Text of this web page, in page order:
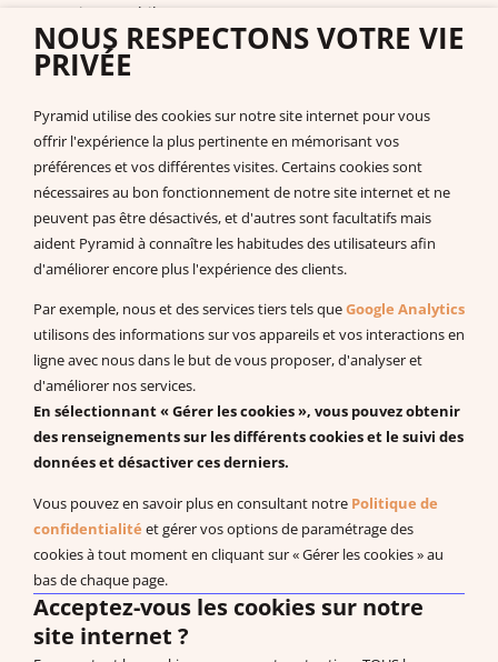
Equipes mobiles / PAS
DITEP et services de l'ASE
Nous contacter
+33 175432963
support@pecs-france.fr
Numéro de déclaration : 11940926794
SIRET : 444 268 320 000 41
La documentation
Documentation à télécharger
Vidéos
Programmes PDF
Recherches et publications scientifiques
EBP : Basé sur des données probantes
Livres à télécharger (en anglais)
Système de Communication par Echange d’Image®, PECS®,
Approche Pyramidale de l’Education : ABA Fonctionnelle sont les
marques enregistrées de Pyramid Educational Consultants, LLC.
Droit de rétractation
Nos Bureaux
NOUS RESPECTONS VOTRE VIE
PRIVÉE
Pyramid utilise des cookies sur notre site internet pour vous
offrir l'expérience la plus pertinente en mémorisant vos
préférences et vos différentes visites. Certains cookies sont
nécessaires au bon fonctionnement de notre site internet et ne
peuvent pas être désactivés, et d'autres sont facultatifs mais
aident Pyramid à connaître les habitudes des utilisateurs afin
d'améliorer encore plus l'expérience des clients.
Par exemple, nous et des services tiers tels queGoogle Analytics
utilisons des informations sur vos appareils et vos interactions en
ligne avec nous dans le but de vous proposer, d'analyser et
d'améliorer nos services.
En sélectionnant « Gérer les cookies », vous pouvez obtenir
des renseignements sur les différents cookies et le suivi des
données et désactiver ces derniers.
Vous pouvez en savoir plus en consultant notre Politique de
confidentialité et gérer vos options de paramétrage des
cookies à tout moment en cliquant sur « Gérer les cookies » au
bas de chaque page.
Acceptez-vous les cookies sur notre
site internet ?